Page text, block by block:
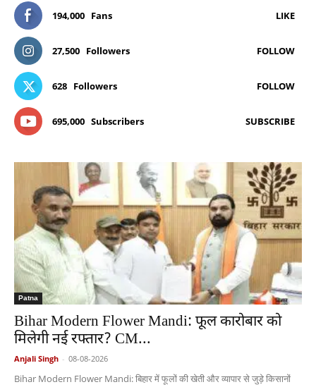
194,000 Fans LIKE
27,500 Followers FOLLOW
628 Followers FOLLOW
695,000 Subscribers SUBSCRIBE
Patna
Bihar Modern Flower Mandi: फूल कारोबार को
मिलेगी नई रफ्तार? CM...
Anjali Singh - 08-08-2026
Bihar Modern Flower Mandi: बिहार में फूलों की खेती और व्यापार से जुड़े किसानों